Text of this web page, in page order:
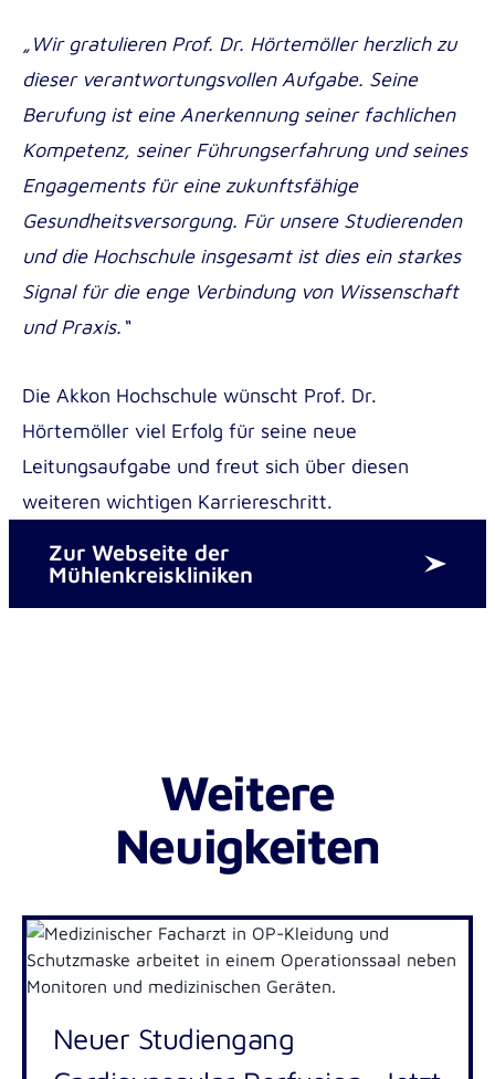
„Wir gratulieren Prof. Dr. Hörtemöller herzlich zu
dieser verantwortungsvollen Aufgabe. Seine
Berufung ist eine Anerkennung seiner fachlichen
Kompetenz, seiner Führungserfahrung und seines
Engagements für eine zukunftsfähige
Gesundheitsversorgung. Für unsere Studierenden
und die Hochschule insgesamt ist dies ein starkes
Signal für die enge Verbindung von Wissenschaft
und Praxis.“
Die Akkon Hochschule wünscht Prof. Dr.
Hörtemöller viel Erfolg für seine neue
Leitungsaufgabe und freut sich über diesen
weiteren wichtigen Karriereschritt.
Zur Webseite der
Mühlenkreiskliniken
Weitere
Neuigkeiten
Neuer Studiengang